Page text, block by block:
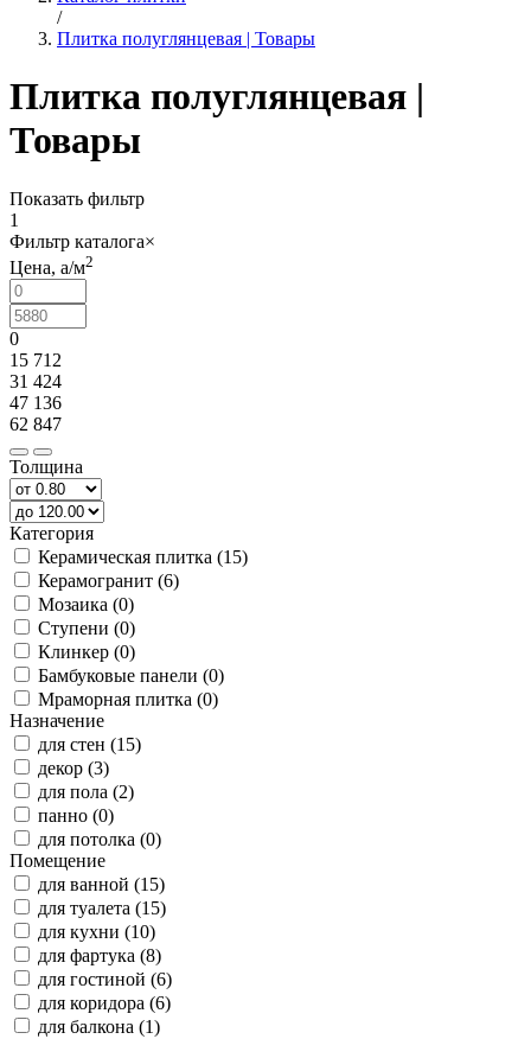
/
Плитка полуглянцевая | Товары
Плитка полуглянцевая |
Товары
Показать фильтр
1
Фильтр каталога×
Цена, a/м2
0
15 712
31 424
47 136
62 847
Толщина
Категория
Керамическая плитка (15)
Керамогранит (6)
Мозаика (0)
Ступени (0)
Клинкер (0)
Бамбуковые панели (0)
Мраморная плитка (0)
Назначение
для стен (15)
декор (3)
для пола (2)
панно (0)
для потолка (0)
Помещение
для ванной (15)
для туалета (15)
для кухни (10)
для фартука (8)
для гостиной (6)
для коридора (6)
для балкона (1)